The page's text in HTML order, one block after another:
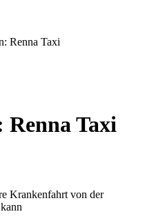
Renna Taxi
Taxi
Krankenfahrt von der